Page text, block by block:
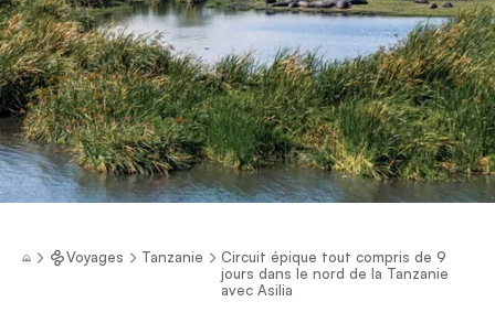
Voyages Tanzanie
Circuit épique tout compris de 9
jours dans le nord de la Tanzanie
avec Asilia